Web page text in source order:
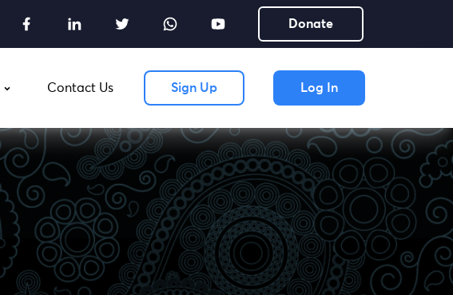
Donate
Contact Us Sign Up Log In